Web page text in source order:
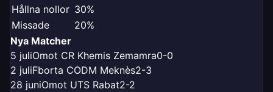
Hållna nollor 30%
Missade
20%
Nya Matcher
5 juliOmot CR Khemis Zemamra0-0
2 juliFborta CODM Meknès2-3
28 juniOmot UTS Rabat2-2